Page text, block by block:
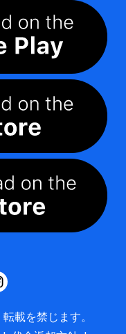
載を禁じます。